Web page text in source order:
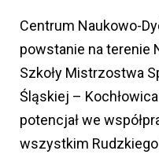
Centrum Naukowo-
powstanie na terenie
Szkoły Mistrzostwa
Śląskiej –
potencjał we
wszystkim